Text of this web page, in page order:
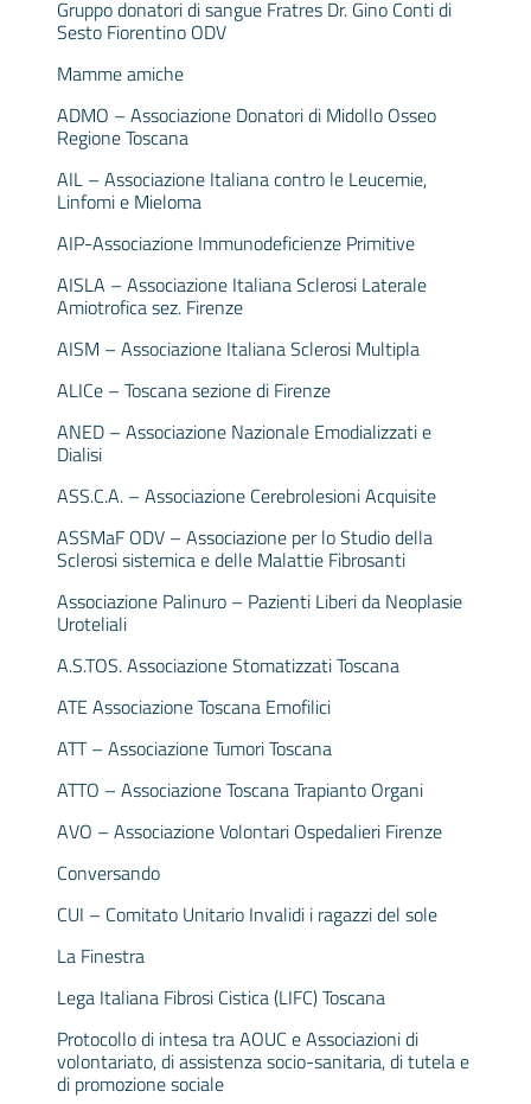
Gruppo donatori di sangue Fratres Dr. Gino Conti di
Sesto Fiorentino ODV
Mamme amiche
ADMO – Associazione Donatori di Midollo Osseo
Regione Toscana
AIL – Associazione Italiana contro le Leucemie,
Linfomi e Mieloma
AIP-Associazione Immunodeficienze Primitive
AISLA – Associazione Italiana Sclerosi Laterale
Amiotrofica sez. Firenze
AISM – Associazione Italiana Sclerosi Multipla
ALICe – Toscana sezione di Firenze
ANED – Associazione Nazionale Emodializzati e
Dialisi
ASS.C.A. – Associazione Cerebrolesioni Acquisite
ASSMaF ODV – Associazione per lo Studio della
Sclerosi sistemica e delle Malattie Fibrosanti
Associazione Palinuro – Pazienti Liberi da Neoplasie
Uroteliali
A.S.TOS. Associazione Stomatizzati Toscana
ATE Associazione Toscana Emofilici
ATT – Associazione Tumori Toscana
ATTO – Associazione Toscana Trapianto Organi
AVO – Associazione Volontari Ospedalieri Firenze
Conversando
CUI – Comitato Unitario Invalidi i ragazzi del sole
La Finestra
Lega Italiana Fibrosi Cistica (LIFC) Toscana
Protocollo di intesa tra AOUC e Associazioni di
volontariato, di assistenza socio-sanitaria, di tutela e
di promozione sociale